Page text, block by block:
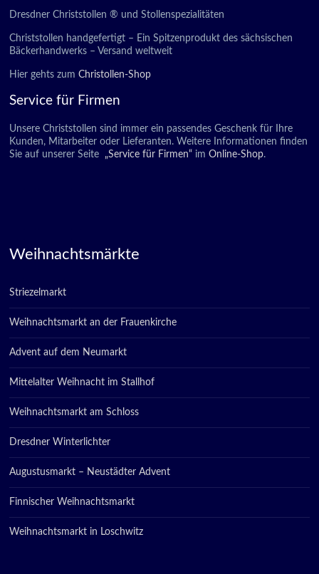
Dresdner Christstollen ® und Stollenspezialitäten
Christstollen handgefertigt – Ein Spitzenprodukt des sächsischen
Bäckerhandwerks – Versand weltweit
Hier gehts zumChristollen-Shop
Service für Firmen
Unsere Christstollen sind immer ein passendes Geschenk für Ihre
Kunden, Mitarbeiter oder Lieferanten. Weitere Informationen finden
Sie auf unserer Seite
„Service für Firmen“ im Online-Shop.
Weihnachtsmärkte
Striezelmarkt
Weihnachtsmarkt an der Frauenkirche
Advent auf dem Neumarkt
Mittelalter Weihnacht im Stallhof
Weihnachtsmarkt am Schloss
Dresdner Winterlichter
Augustusmarkt – Neustädter Advent
Finnischer Weihnachtsmarkt
Weihnachtsmarkt in Loschwitz